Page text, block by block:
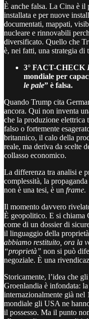
È anche falsa. La Cina è il
installata e per nuove
documentati, mappati,
nucleare e rinnovabili
diversificato. Quello che
è, nei fatti, una strategia di
3° FACT-CHECK
mondiale per
le pale” è falsa.
Quando Trump cita
ancora. Qui non inventa
che la produzione elettrica
falso o fortemente
britannico, il calo della
reale, ma deriva da scelte
collasso economico.
La differenza tra analisi e
complessità, la
non è una tesi, è un frame.
Il momento davvero
È geopolitico. E si chiama
come di un dossier di
il linguaggio della
abbiamo restituito, ora la
“proprietà” non si può
negoziale. È una
Storicamente, l’idea che
Groenlandia è infondata:
internazionalmente già nel
mondiale gli USA ne
il possesso. Ma il punto